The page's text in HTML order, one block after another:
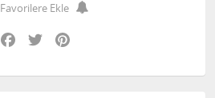
Favorilere Ekle
Facebook
Twitter